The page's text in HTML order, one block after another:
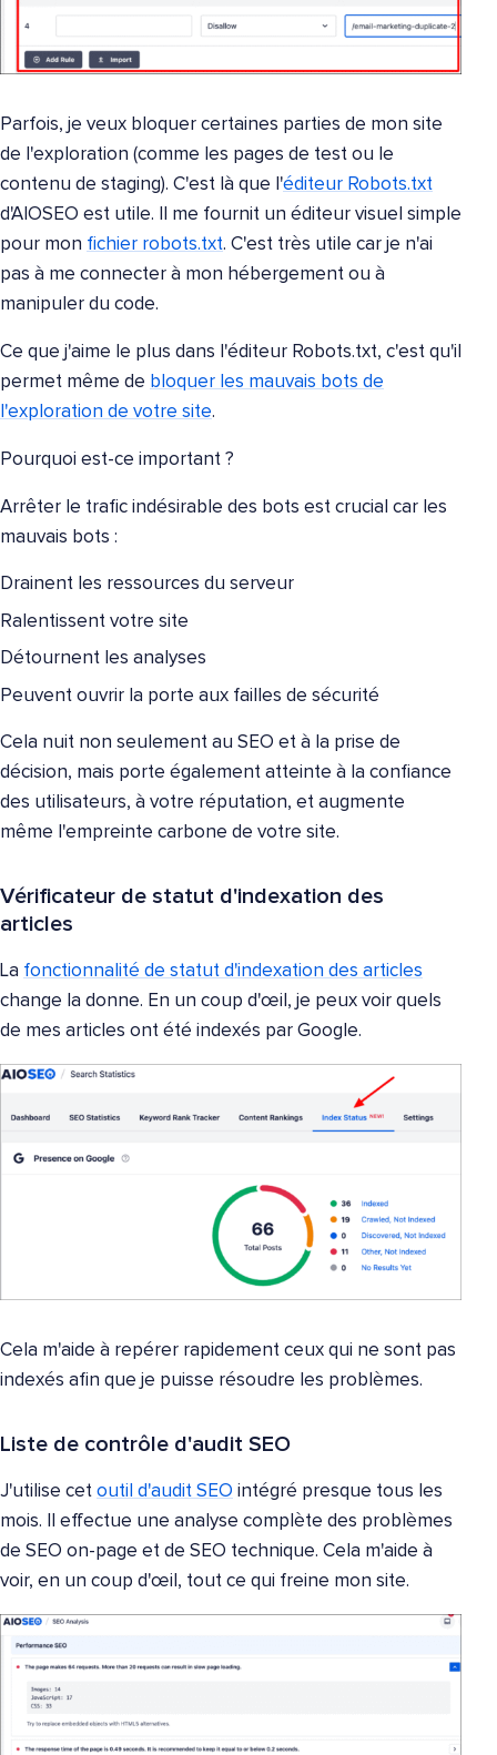
Parfois, je veux bloquer certaines parties de mon site
de l'exploration (comme les pages de test ou le
contenu de staging). C'est là que l'éditeur Robots.txt
d'AIOSEO est utile. Il me fournit un éditeur visuel simple
pour mon fichier robots.txt. C'est très utile car je n'ai
pas à me connecter à mon hébergement ou à
manipuler du code.
Ce que j'aime le plus dans l'éditeur Robots.txt, c'est qu'il
permet même de bloquer les mauvais bots de
l'exploration de votre site.
Pourquoi est-ce important ?
Arrêter le trafic indésirable des bots est crucial car les
mauvais bots :
Drainent les ressources du serveur
Ralentissent votre site
Détournent les analyses
Peuvent ouvrir la porte aux failles de sécurité
Cela nuit non seulement au SEO et à la prise de
décision, mais porte également atteinte à la confiance
des utilisateurs, à votre réputation, et augmente
même l'empreinte carbone de votre site.
Vérificateur de statut d'indexation des
articles
La fonctionnalité de statut d'indexation des articles
change la donne. En un coup d'œil, je peux voir quels
de mes articles ont été indexés par Google.
Cela m'aide à repérer rapidement ceux qui ne sont pas
indexés afin que je puisse résoudre les problèmes.
Liste de contrôle d'audit SEO
J'utilise cet outil d'audit SEO intégré presque tous les
mois. Il effectue une analyse complète des problèmes
de SEO on-page et de SEO technique. Cela m'aide à
voir, en un coup d'œil, tout ce qui freine mon site.